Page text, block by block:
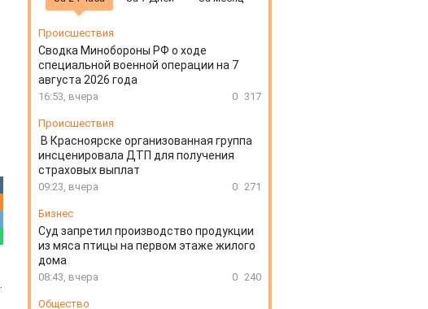
Происшествия
Сводка Минобороны РФ о ходе
специальной военной операции на 7
августа 2026 года
16:53, вчера 0 317
Происшествия
В Красноярске организованная группа
инсценировала ДТП для получения
страховых выплат
09:23, вчера 0 271
Бизнес
Суд запретил производство продукции
из мяса птицы на первом этаже жилого
дома
08:43, вчера 0 240
Общество